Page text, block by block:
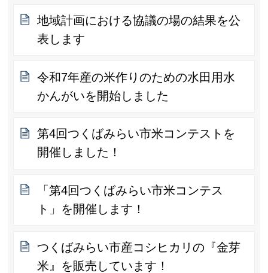
地域計画における協議の場の結果を公
表します
令和7年産の米作りのための水田用水
かんがいを開始しました
第4回つくばみらい市米コンテストを
開催しました！
「第4回つくばみらい市米コンテス
ト」を開催します！
つくばみらい市産コシヒカリの『金芽
米』を販売しています！